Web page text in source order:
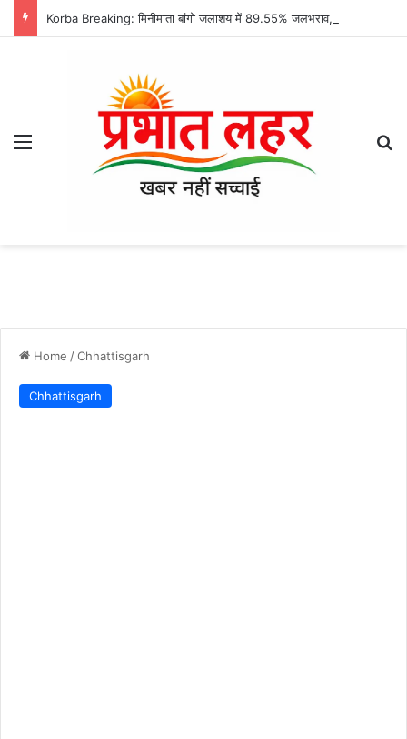
Menu
Home /Chhattisgarh
Chhattisgarh